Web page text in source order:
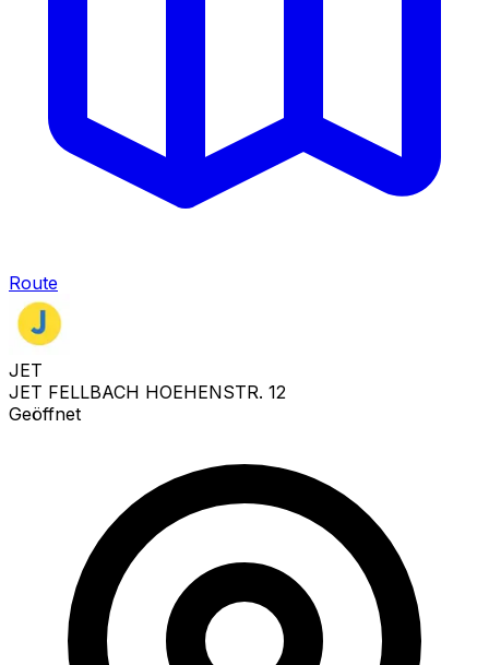
Route
JET
JET FELLBACH HOEHENSTR. 12
Geöffnet